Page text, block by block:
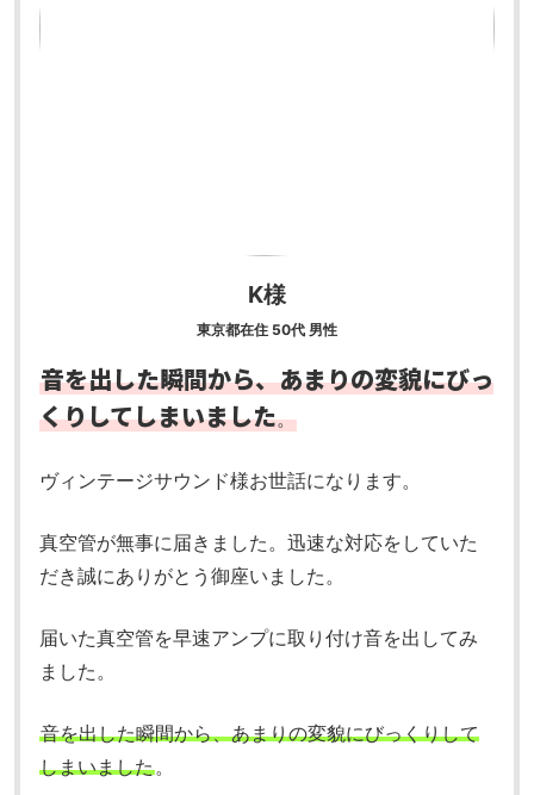
K様
東京都在住 50代 男性
音を出した瞬間から、あまりの変貌にびっ
くりしてしまいました。
ヴィンテージサウンド様お世話になります。
真空管が無事に届きました。 迅速な対応をしていた
だき誠にありがとう御座いました。
届いた真空管を早速アンプに取り付け音を出してみ
ました。
音を出した瞬間から、あまりの変貌にびっくりして
しまいました。